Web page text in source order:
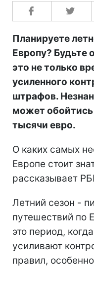
Планируете
Европу? Будьте
это не только
усиленного
штрафов.
может
тысячи евро.
О каких самых
Европе стоит
рассказывает
Летний сезон -
путешествий по
это период,
усиливают
правил,